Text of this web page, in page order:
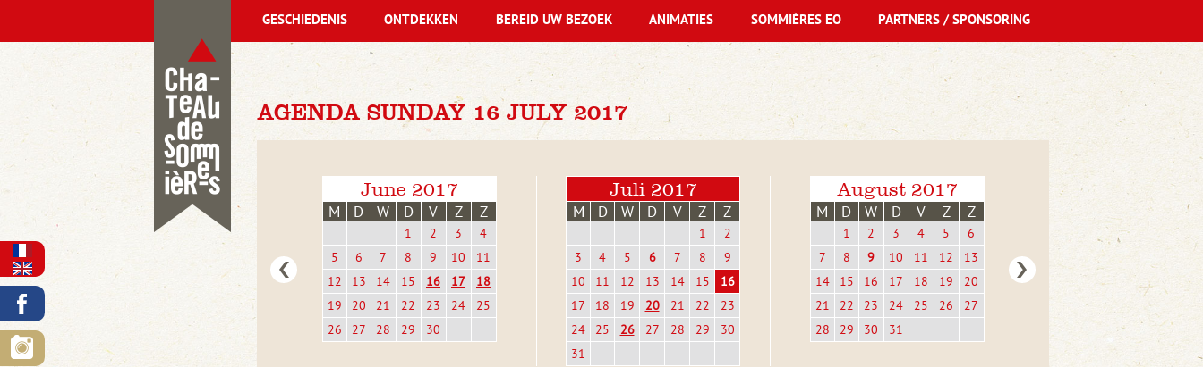
AGENDA SUNDAY 16 JULY 2017
June 2017
M D W D V Z Z
1 2 3
4
5
6 7 8 9 10
11
12
13 14 15 16 17
18
19
20 21 22 23 24
25
26
27 28 29 30
Juli 2017
M D W D V Z Z
1
2
3
4 5 6 7 8
9
10
11 12 13 14 15
16
17
18 19 20 21 22
23
24
25 26 27 28 29
30
31
August 2017
M D W D V Z Z
1 2 3 4 5
6
7
8 9 10 11 12
13
14
15 16 17 18 19
20
21
22 23 24 25 26
27
28
29 30 31
GESCHIEDENIS ONTDEKKEN BEREID UW BEZOEK ANIMATIES SOMMIÈRES EO PARTNERS / SPONSORING